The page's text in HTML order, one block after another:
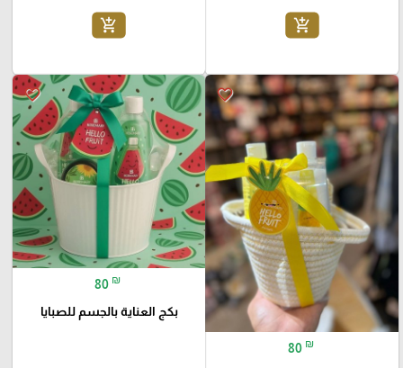
add_shopping_cart
add_shopping_cart
favorite_border
80 ₪
favorite_border
80 ₪
بكج العناية بالجسم للصبايا